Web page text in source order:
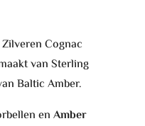
Cognac
van Sterling
Baltic Amber.
en Amber